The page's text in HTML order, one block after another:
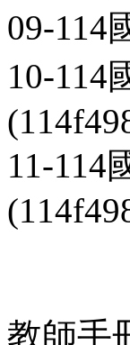
09-114
10-114
11-114
教師手